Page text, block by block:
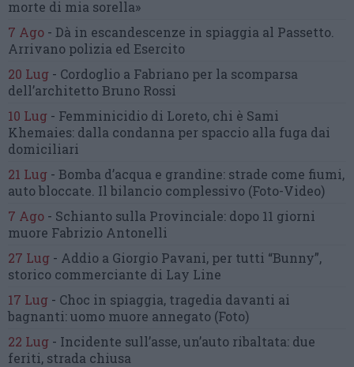
morte di mia sorella»
7 Ago - Dà in escandescenze in spiaggia al Passetto.
Arrivano polizia ed Esercito
20 Lug - Cordoglio a Fabriano per la scomparsa
dell’architetto Bruno Rossi
10 Lug - Femminicidio di Loreto, chi è Sami
Khemaies: dalla condanna per spaccio alla fuga dai
domiciliari
21 Lug - Bomba d’acqua e grandine: strade come fiumi,
auto bloccate. Il bilancio complessivo (Foto-Video)
7 Ago - Schianto sulla Provinciale: dopo 11 giorni
muore Fabrizio Antonelli
27 Lug - Addio a Giorgio Pavani, per tutti “Bunny”,
storico commerciante di Lay Line
17 Lug - Choc in spiaggia, tragedia davanti ai
bagnanti:uomo muore annegato (Foto)
22 Lug - Incidente sull’asse, un’auto ribaltata: due
feriti, strada chiusa